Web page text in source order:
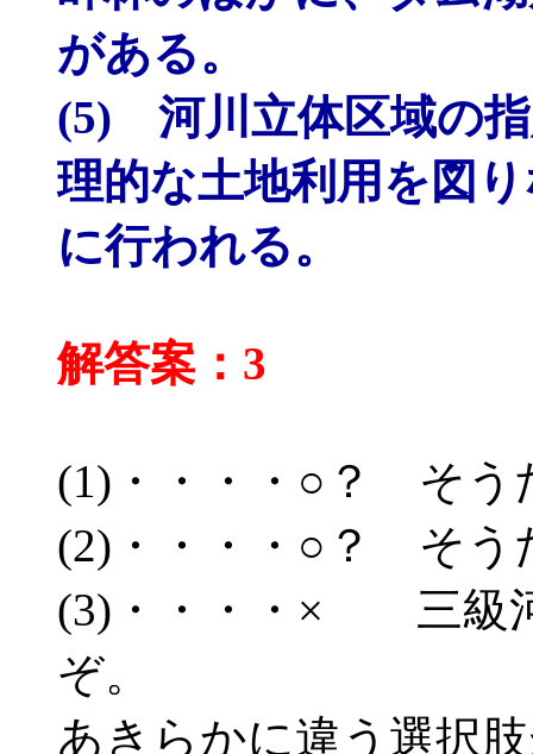
がある。
(5) 河川立体区域の
理的な土地利用を図
に行われる。
解答案：3
(1)・・・・○？ そう
(2)・・・・○？ そう
(3)・・・・× 三級
ぞ。
あきらかに違う選択